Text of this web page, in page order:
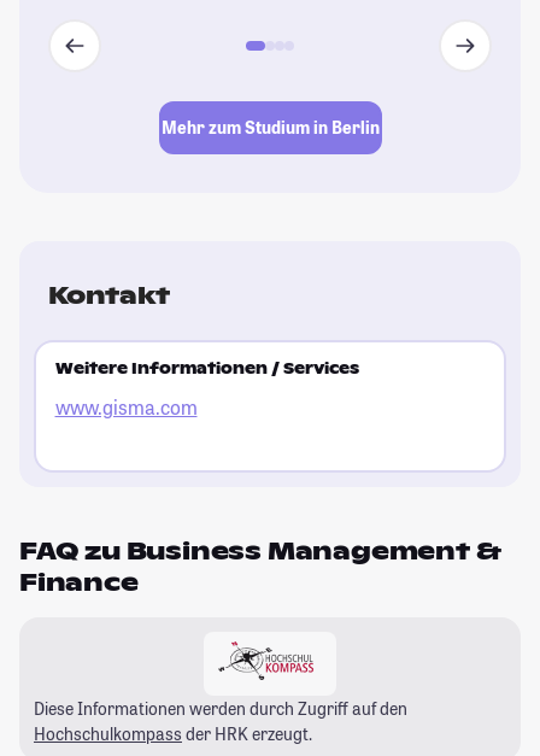
Mehr zum Studium in Berlin
Kontakt
Weitere Informationen / Services
www.gisma.com
FAQ zu Business Management &
Finance
Diese Informationen werden durch Zugriff auf den
Hochschulkompass der HRK erzeugt.